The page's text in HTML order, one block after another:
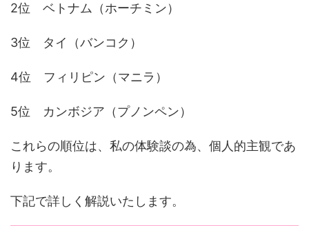
2位 ベトナム（ホーチミン）
3位 タイ（バンコク）
4位 フィリピン（マニラ）
5位 カンボジア（プノンペン）
これらの順位は、私の体験談の為、個人的主観であ
ります。
下記で詳しく解説いたします。